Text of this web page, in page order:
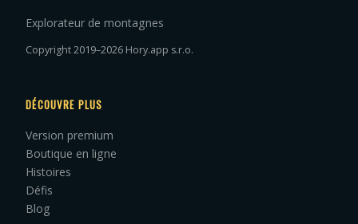
Explorateur de montagnes
Copyright 2019–2026 Hory.app s.r.o.
DÉCOUVRE PLUS
Version premium
Boutique en ligne
Histoires
Défis
Blog